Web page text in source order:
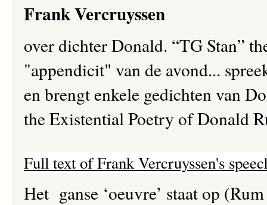
Frank Vercruyssen
over dichter Donald. “TG Stan”
"appendicit" van de avond...
en brengt enkele gedichten van
the Existential Poetry of Donald
Full text of Frank Vercruyssen's
Het ganse ‘oeuvre’ staat op